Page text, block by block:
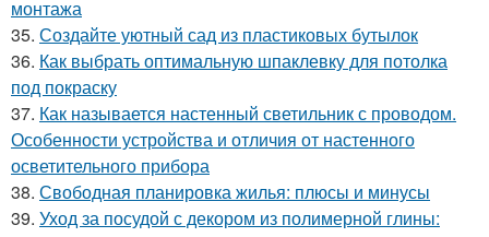
монтажа
35. Создайте уютный сад из пластиковых бутылок
36. Как выбрать оптимальную шпаклевку для потолка
под покраску
37. Как называется настенный светильник с проводом.
Особенности устройства и отличия от настенного
осветительного прибора
38. Свободная планировка жилья: плюсы и минусы
39. Уход за посудой с декором из полимерной глины: